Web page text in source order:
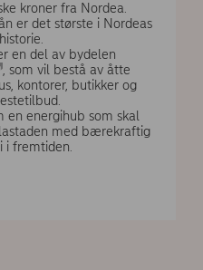
kroner fra Nordea.
er det største i Nordeas
historie.
en del av bydelen
, som vil bestå av åtte
kontorer, butikker og
en energihub som skal
med bærekraftig
i fremtiden.